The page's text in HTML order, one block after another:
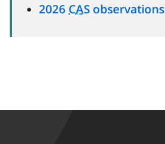
2026 CAS observations